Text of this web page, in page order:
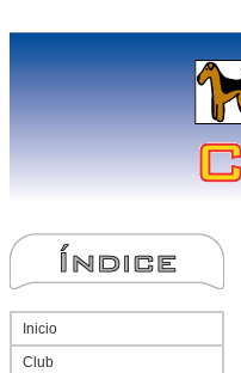
Inicio
Club